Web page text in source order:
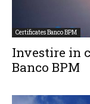
Certificates Banco BPM
Investire in
Banco BPM